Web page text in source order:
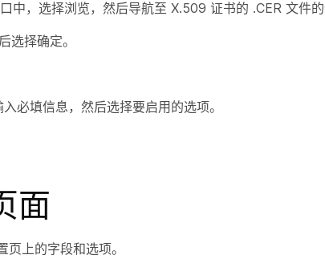
中，选择浏览，然后导航至 X.509 证书的 .CER 文件的
选择确定。
必填信息，然后选择要启用的选项。
面
页上的字段和选项。